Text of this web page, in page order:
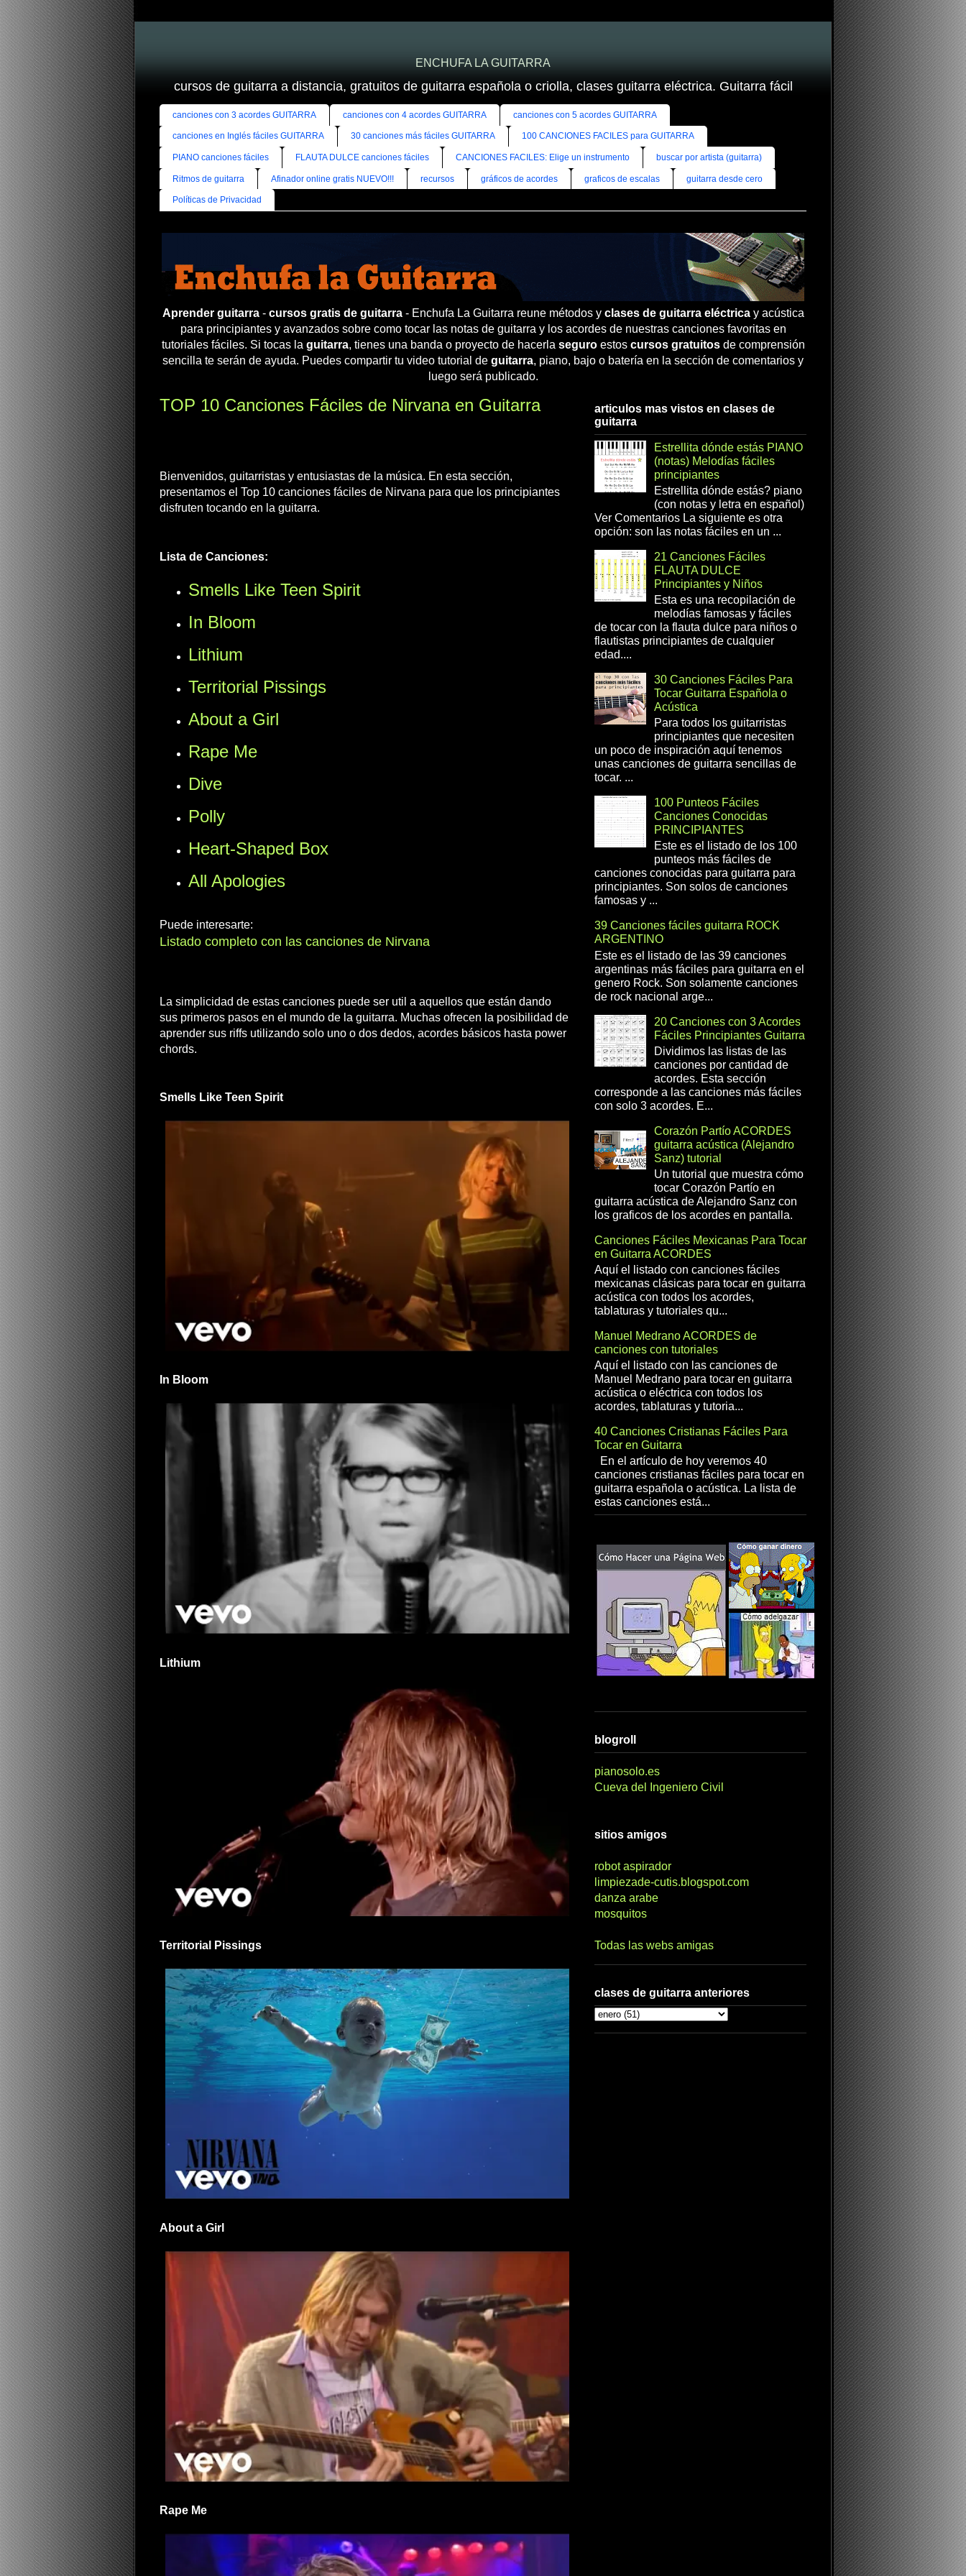
ENCHUFA LA GUITARRA
cursos de guitarra a distancia, gratuitos de guitarra española o criolla, clases guitarra eléctrica. Guitarra fácil
canciones con 3 acordes GUITARRA canciones con 4 acordes GUITARRA canciones con 5 acordes GUITARRA
canciones en Inglés fáciles GUITARRA 30 canciones más fáciles GUITARRA 100 CANCIONES FACILES para GUITARRA
PIANO canciones fáciles FLAUTA DULCE canciones fáciles CANCIONES FACILES: Elige un instrumento buscar por artista (guitarra)
Ritmos de guitarra Afinador online gratis NUEVO!!! recursos gráficos de acordes graficos de escalas guitarra desde cero
Políticas de Privacidad
Aprender guitarra- cursos gratis de guitarra- Enchufa La Guitarra reune métodos y clases de guitarra eléctricay acústica
para principiantes y avanzados sobre como tocar las notas de guitarra y los acordes de nuestras canciones favoritas en
tutoriales fáciles. Si tocas la guitarra, tienes una banda o proyecto de hacerla seguroestos cursos gratuitosde comprensión
sencilla te serán de ayuda. Puedes compartir tu video tutorial de guitarra, piano, bajo o batería en la sección de comentarios y
luego será publicado.
TOP 10 Canciones Fáciles de Nirvana en Guitarra
Bienvenidos, guitarristas y entusiastas de la música. En esta sección,
presentamos el Top 10 canciones fáciles de Nirvana para que los principiantes
disfruten tocando en la guitarra.
Lista de Canciones:
Smells Like Teen Spirit
In Bloom
Lithium
Territorial Pissings
About a Girl
Rape Me
Dive
Polly
Heart-Shaped Box
All Apologies
Puede interesarte:
Listado completo con las canciones de Nirvana
La simplicidad de estas canciones puede ser util a aquellos que están dando
sus primeros pasos en el mundo de la guitarra. Muchas ofrecen la posibilidad de
aprender sus riffs utilizando solo uno o dos dedos, acordes básicos hasta power
chords.
Smells Like Teen Spirit
In Bloom
Lithium
Territorial Pissings
About a Girl
Rape Me
articulos mas vistos en clases de
guitarra
Estrellita dónde estás PIANO
(notas) Melodías fáciles
principiantes
Estrellita dónde estás? piano
(con notas y letra en español)
Ver Comentarios La siguiente es otra
opción: son las notas fáciles en un ...
21 Canciones Fáciles
FLAUTA DULCE
Principiantes y Niños
Esta es una recopilación de
melodías famosas y fáciles
de tocar con la flauta dulce para niños o
flautistas principiantes de cualquier
edad....
30 Canciones Fáciles Para
Tocar Guitarra Española o
Acústica
Para todos los guitarristas
principiantes que necesiten
un poco de inspiración aquí tenemos
unas canciones de guitarra sencillas de
tocar. ...
100 Punteos Fáciles
Canciones Conocidas
PRINCIPIANTES
Este es el listado de los 100
punteos más fáciles de
canciones conocidas para guitarra para
principiantes. Son solos de canciones
famosas y ...
39 Canciones fáciles guitarra ROCK
ARGENTINO
Este es el listado de las 39 canciones
argentinas más fáciles para guitarra en el
genero Rock. Son solamente canciones
de rock nacional arge...
20 Canciones con 3 Acordes
Fáciles Principiantes Guitarra
Dividimos las listas de las
canciones por cantidad de
acordes. Esta sección
corresponde a las canciones más fáciles
con solo 3 acordes. E...
Corazón Partío ACORDES
guitarra acústica (Alejandro
Sanz) tutorial
Un tutorial que muestra cómo
tocar Corazón Partío en
guitarra acústica de Alejandro Sanz con
los graficos de los acordes en pantalla.
Canciones Fáciles Mexicanas Para Tocar
en Guitarra ACORDES
Aquí el listado con canciones fáciles
mexicanas clásicas para tocar en guitarra
acústica con todos los acordes,
tablaturas y tutoriales qu...
Manuel Medrano ACORDES de
canciones con tutoriales
Aquí el listado con las canciones de
Manuel Medrano para tocar en guitarra
acústica o eléctrica con todos los
acordes, tablaturas y tutoria...
40 Canciones Cristianas Fáciles Para
Tocar en Guitarra
En el artículo de hoy veremos 40
canciones cristianas fáciles para tocar en
guitarra española o acústica. La lista de
estas canciones está...
blogroll
pianosolo.es
Cueva del Ingeniero Civil
sitios amigos
robot aspirador
limpiezade-cutis.blogspot.com
danza arabe
mosquitos
Todas las webs amigas
clases de guitarra anteriores